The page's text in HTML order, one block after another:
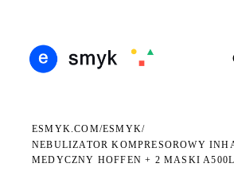
ESMYK.COM/ESMYK/
NEBULIZATOR KOMPRESOROWY
MEDYCZNY HOFFEN + 2 MASKI